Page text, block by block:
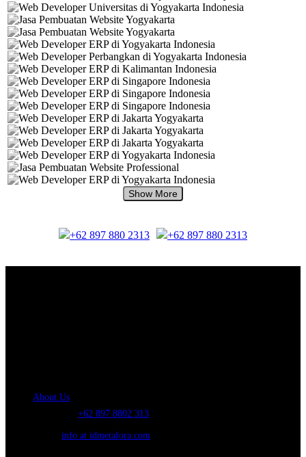
+62 897 880 2313 +62 897 880 2313
About Us
+62 897 8802 313
info at idmetafora.com